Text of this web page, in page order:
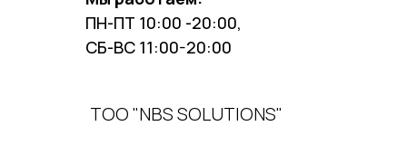
ПН-ПТ 10:00 -20:00,
СБ-ВС 11:00-20:00
ТОО "NBS SOLUTIONS"